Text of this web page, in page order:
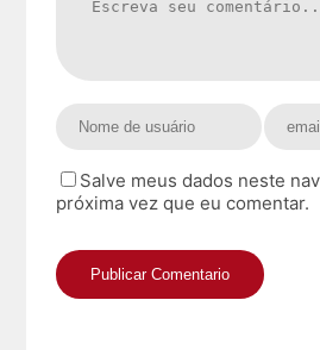
Salve meus dados neste
próxima vez que eu comentar.